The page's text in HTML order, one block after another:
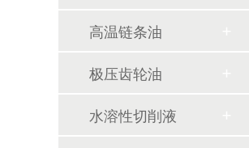
高温链条油
极压齿轮油
水溶性切削液